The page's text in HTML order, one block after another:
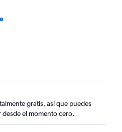
gratis, así que puedes
desde el momento cero.